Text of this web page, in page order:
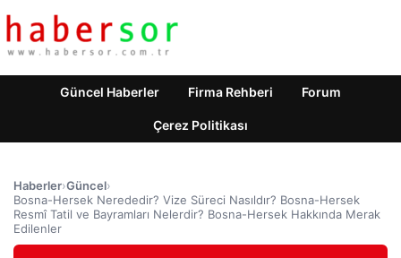
Güncel Haberler Firma Rehberi Forum
Çerez Politikası
Haberler›Güncel›
Bosna-Hersek Nerededir? Vize Süreci Nasıldır? Bosna-Hersek
Resmî Tatil ve Bayramları Nelerdir? Bosna-Hersek Hakkında Merak
Edilenler